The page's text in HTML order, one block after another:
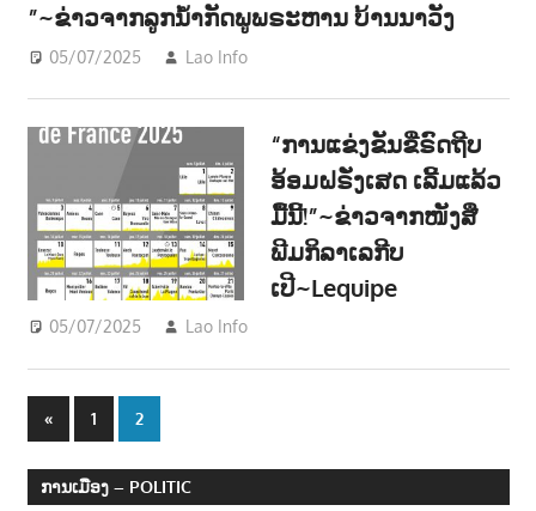
”~ຂ່າວຈາກລູກນໍ້າກັດພູພຣະຫານ ບ້ານນາວັງ
05/07/2025 Lao Info
“ການແຂ່ງຂັນຂີ່ຣົດຖີບ
ອ້ອມຝຣັ່ງເສດ ເລີ້ມແລ້ວ
ມື້ນີ້!”~ຂ່າວຈາກໜັງສື
ພີມກິລາເລກີບ
ເປີ~Lequipe
05/07/2025 Lao Info
Posts
navigation
«Previous
Posts
1 2
ການເມືອງ – POLITIC